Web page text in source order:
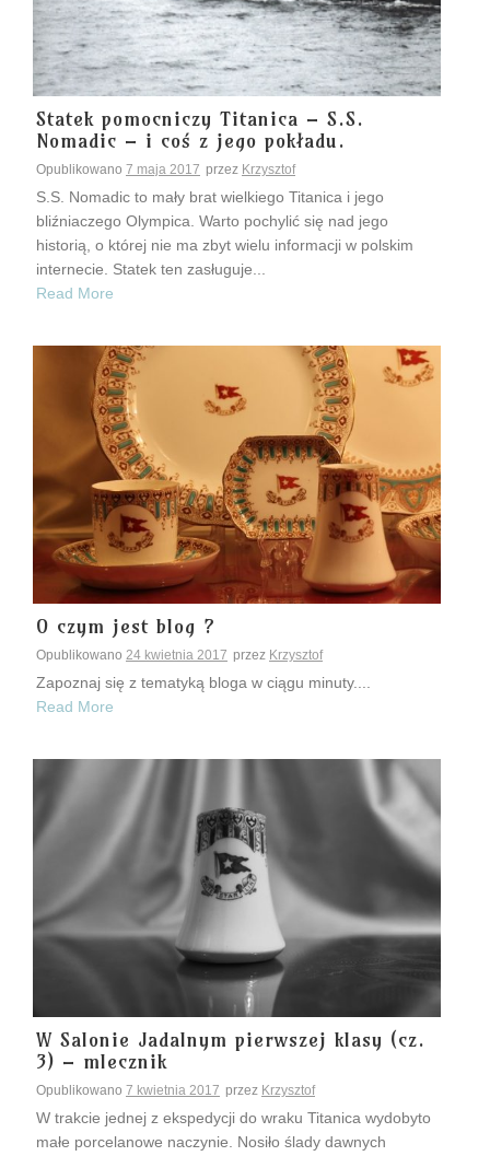
Statek pomocniczy Titanica – S.S.
Nomadic – i coś z jego pokładu.
Opublikowano 7 maja 2017 przez Krzysztof
S.S. Nomadic to mały brat wielkiego Titanica i jego
bliźniaczego Olympica. Warto pochylić się nad jego
historią, o której nie ma zbyt wielu informacji w polskim
internecie. Statek ten zasługuje...
Read More
O czym jest blog ?
Opublikowano 24 kwietnia 2017 przez Krzysztof
Zapoznaj się z tematyką bloga w ciągu minuty....
Read More
W Salonie Jadalnym pierwszej klasy (cz.
3) – mlecznik
Opublikowano 7 kwietnia 2017 przez Krzysztof
W trakcie jednej z ekspedycji do wraku Titanica wydobyto
małe porcelanowe naczynie. Nosiło ślady dawnych